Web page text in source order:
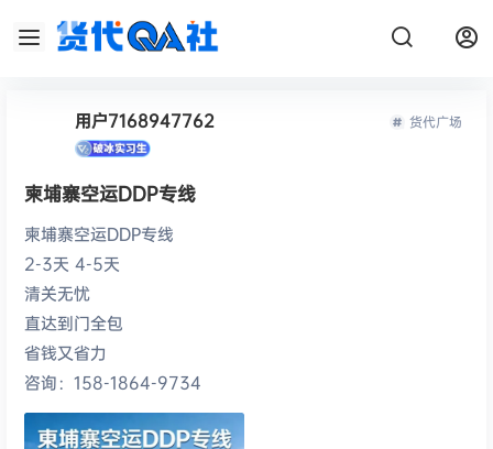
用户7168947762 货代广场
柬埔寨空运DDP专线
柬埔寨空运DDP专线
2-3天 4-5天
清关无忧
直达到门全包
省钱又省力
咨询：158-1864-9734